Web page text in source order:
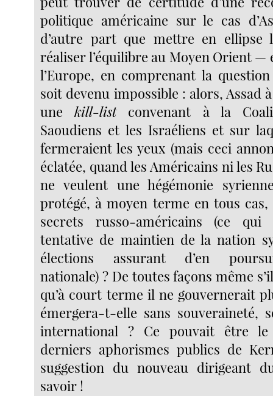
politique américaine sur le cas
d’autre part que mettre en ellipse
réaliser l’équilibre au Moyen Orient —
l’Europe, en comprenant la
soit devenu impossible : alors, Assad
unekill-listconvenant à la
Saoudiens et les Israéliens et sur
fermeraient les yeux (mais ceci
éclatée, quand les Américains ni les
ne veulent une hégémonie
protégé, à moyen terme en tous
secrets russo-américains (ce
tentative de maintien de la nation
élections assurant d’en
nationale) ? De toutes façons même
qu’à court terme il ne gouvernerait
émergera-t-elle sans souveraineté,
international ? Ce pouvait être le
derniers aphorismes publics de
suggestion du nouveau dirigeant
savoir !